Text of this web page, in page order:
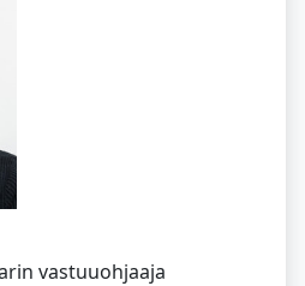
vastuuohjaaja